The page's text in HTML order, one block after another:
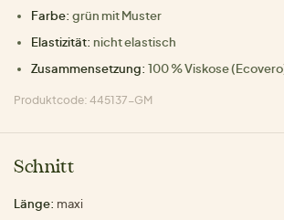
Farbe: grün mit Muster
Elastizität: nicht elastisch
Zusammensetzung: 100 % Viskose
Produktcode: 445137-GM
Schnitt
Länge: maxi